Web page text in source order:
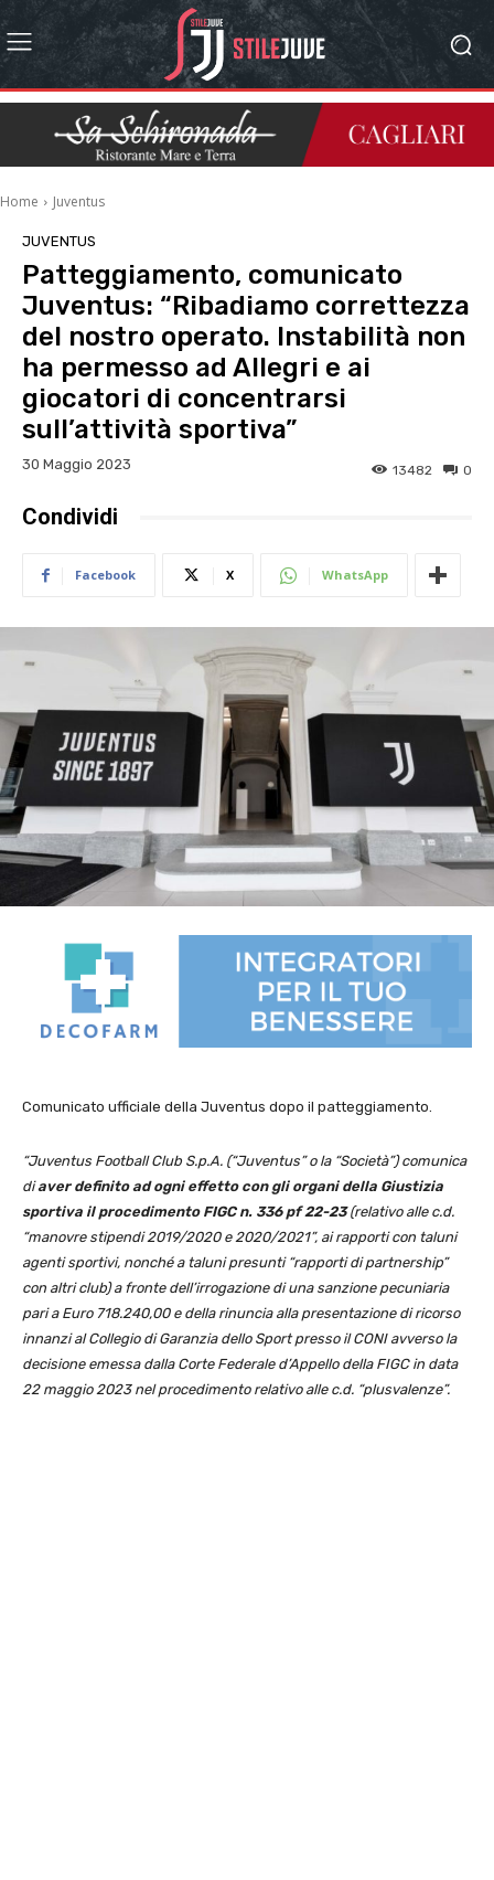
Home Juventus
JUVENTUS
Patteggiamento, comunicato
Juventus: “Ribadiamo correttezza
del nostro operato. Instabilità non
ha permesso ad Allegri e ai
giocatori di concentrarsi
sull’attività sportiva”
30 Maggio 2023 0
13482
Condividi
Facebook X WhatsApp
Comunicato ufficiale della Juventus dopo il patteggiamento.
“Juventus Football Club S.p.A. (“Juventus” o la “Società”) comunica
diaver definito ad ogni effetto con gli organi della Giustizia
sportiva il procedimento FIGC n. 336 pf 22-23(relativo alle c.d.
“manovre stipendi 2019/2020 e 2020/2021”, ai rapporti con taluni
agenti sportivi, nonché a taluni presunti “rapporti di partnership”
con altri club) a fronte dell’irrogazione di una sanzione pecuniaria
pari a Euro 718.240,00 e della rinuncia alla presentazione di ricorso
innanzi al Collegio di Garanzia dello Sport presso il CONI avverso la
decisione emessa dalla Corte Federale d’Appello della FIGC in data
22 maggio 2023 nel procedimento relativo alle c.d. “plusvalenze”.